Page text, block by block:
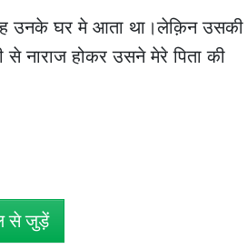
उनके घर मे आता था।लेक़िन उसकी
नाराज होकर उसने मेरे पिता की
से जुड़ें